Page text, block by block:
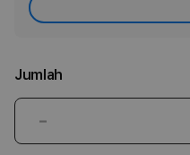
Jumlah
Kurangi
jumlah